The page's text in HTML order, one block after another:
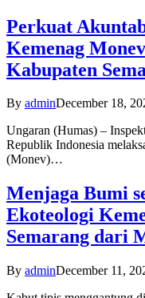
Perkuat
Kemenag
Kabupaten
By adminDecember 18,
Ungaran (Humas) –
Republik Indonesia
(Monev)…
Menjaga Bumi
Ekoteologi
Semarang dari
By adminDecember 11,